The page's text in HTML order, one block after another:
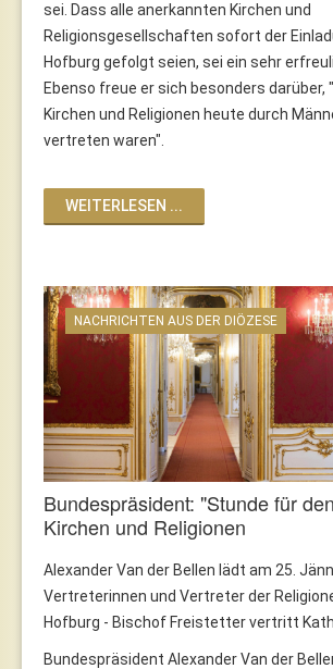
sei. Dass alle anerkannten Kirchen und
Religionsgesellschaften sofort der
Hofburg gefolgt seien, sei ein sehr
Ebenso freue er sich besonders darüber,
Kirchen und Religionen heute durch
vertreten waren".
WEITERLESEN ...
NACHRICHTEN AUS DER DIÖZESE
Bundespräsident: "Stunde für
Kirchen und Religionen
Alexander Van der Bellen lädt am 25.
Vertreterinnen und Vertreter der
Hofburg - Bischof Freistetter vertritt
Bundespräsident Alexander Van der